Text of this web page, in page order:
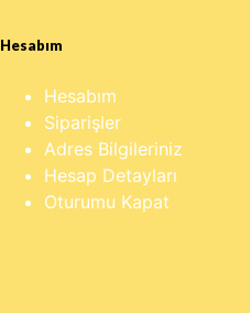
Hesabım
Hesabım
Siparişler
Adres Bilgileriniz
Hesap Detayları
Oturumu Kapat